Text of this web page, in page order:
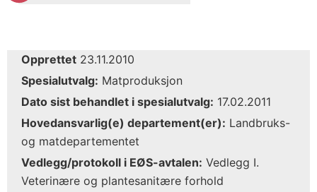
Opprettet 23.11.2010
Spesialutvalg: Matproduksjon
Dato sist behandlet i spesialutvalg: 17.02.2011
Hovedansvarlig(e) departement(er): Landbruks-
og matdepartementet
Vedlegg/protokoll i EØS-avtalen: Vedlegg I.
Veterinære og plantesanitære forhold